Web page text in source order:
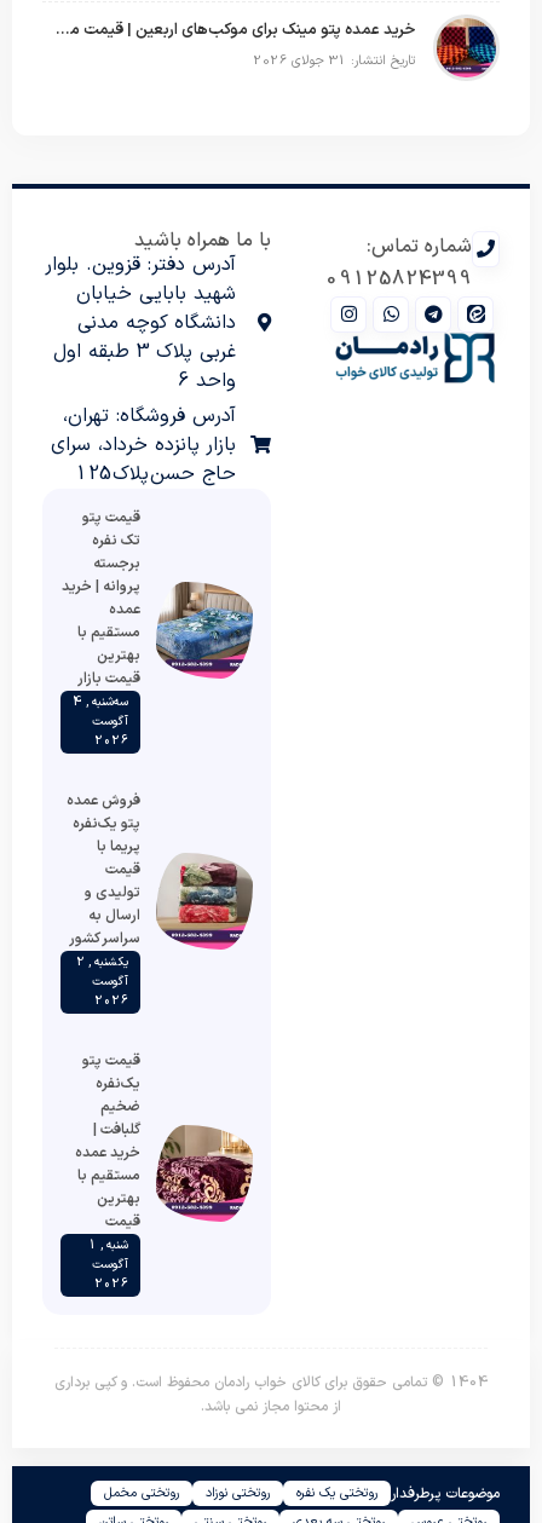
خرید عمده پتو مینک برای موکب‌های اربعین | قیمت مناسب و ارسال سریع
تاریخ انتشار: 31 جولای 2026
شماره تماس:
09125824399
با ما همراه باشید
آدرس دفتر: قزوین. بلوار
شهید بابایی خیابان
دانشگاه کوچه مدنی
غربی پلاک 3 طبقه اول
واحد 6
آدرس فروشگاه: تهران،
بازار پانزده خرداد، سرای
حاج حسن پلاک 125
قیمت پتو
تک نفره
برجسته
پروانه | خرید
عمده
مستقیم با
بهترین
قیمت بازار
سه‌شنبه , 4
آگوست
2026
فروش عمده
پتو یک‌نفره
پریما با
قیمت
تولیدی و
ارسال به
سراسر کشور
یکشنبه , 2
آگوست
2026
قیمت پتو
یک‌نفره
ضخیم
گلبافت |
خرید عمده
مستقیم با
بهترین
قیمت
شنبه , 1
آگوست
2026
1404 © تمامی حقوق برای کالای خواب رادمان محفوظ است. و کپی برداری
از محتوا مجاز نمی باشد.
موضوعات پرطرفدار روتختی یک نفره روتختی نوزاد
روتختی مخمل